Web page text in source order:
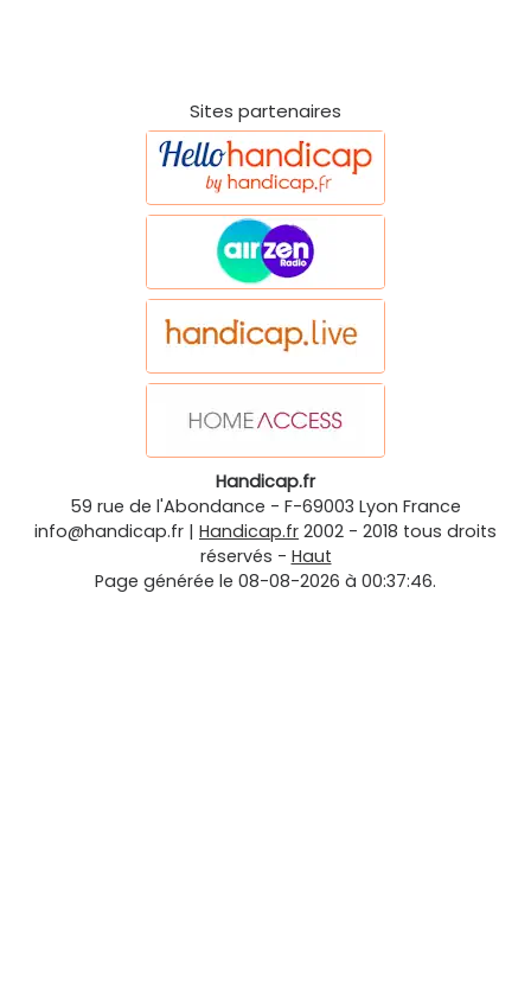
Sites partenaires
Handicap.fr
59 rue de l'Abondance - F-69003 Lyon France
info@handicap.fr | Handicap.fr 2002 - 2018 tous droits
réservés - Haut
Page générée le 08-08-2026 à 00:37:46.